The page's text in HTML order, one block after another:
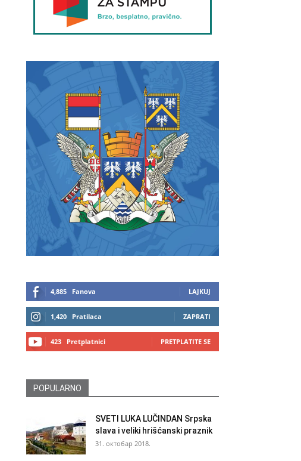
4,885 Fanova LAJKUJ
1,420 Pratilaca ZAPRATI
423 Pretplatnici PRETPLATITE SE
POPULARNO
SVETI LUKA LUČINDAN Srpska
slava i veliki hrišćanski praznik
31. октобар 2018.